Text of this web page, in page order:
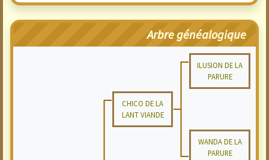
Arbre généalogique
ILUSION DE LA
PARURE
CHICO DE LA
LANT VIANDE
WANDA DE LA
PARURE